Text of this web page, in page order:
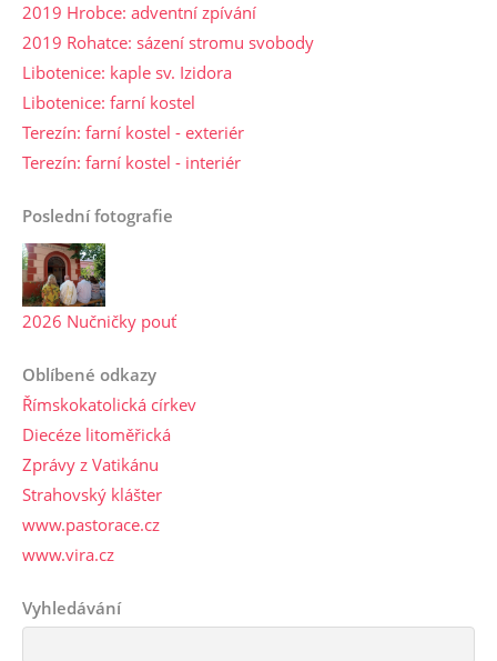
2019 Hrobce: adventní zpívání
2019 Rohatce: sázení stromu svobody
Libotenice: kaple sv. Izidora
Libotenice: farní kostel
Terezín: farní kostel - exteriér
Terezín: farní kostel - interiér
Poslední fotografie
2026 Nučničky pouť
Oblíbené odkazy
Římskokatolická církev
Diecéze litoměřická
Zprávy z Vatikánu
Strahovský klášter
www.pastorace.cz
www.vira.cz
Vyhledávání